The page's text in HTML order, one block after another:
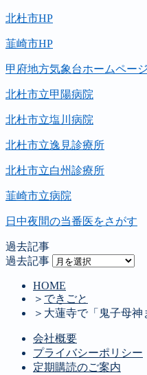
北杜市HP
韮崎市HP
甲府地方気象台ホームページ
北杜市立甲陽病院
北杜市立塩川病院
北杜市立逸見診療所
北杜市立白州診療所
韮崎市立病院
日中夜間の当番医をさがす
過去記事
過去記事
HOME
＞ できごと
＞ 大蓮寺で「鬼子母神
会社概要
プライバシーポリシー
定期購読のご案内